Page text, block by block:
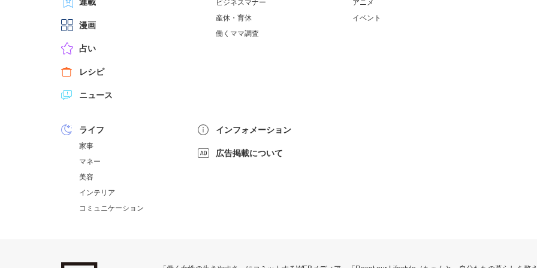
漫画
占い
レシピ
ニュース
ビジネスマナー
産休・育休
働くママ調査
アニメ
イベント
ライフ
家事
マネー
美容
インテリア
コミュニケーション
インフォメーション
広告掲載について